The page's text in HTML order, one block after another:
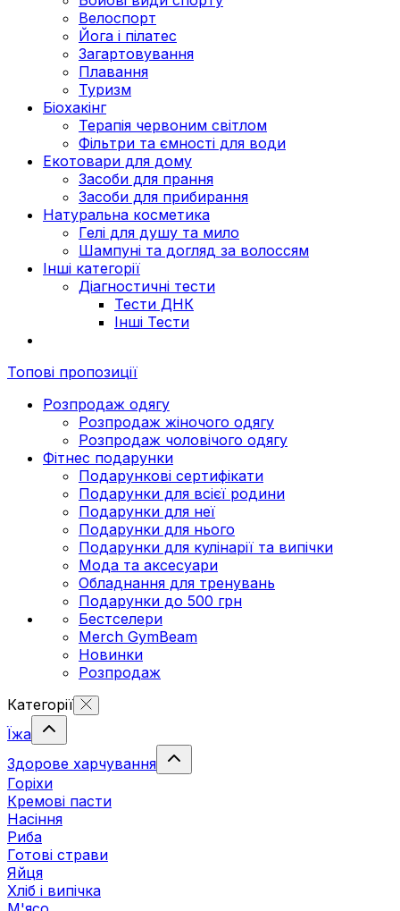
Велоспорт
Йога і пілатес
Загартовування
Плавання
Туризм
Біохакінг
Терапія червоним світлом
Фільтри та ємності для води
Екотовари для дому
Засоби для прання
Засоби для прибирання
Натуральна косметика
Гелі для душу та мило
Шампуні та догляд за волоссям
Інші категорії
Діагностичні тести
Тести ДНК
Інші Тести
Топові пропозиції
Розпродаж одягу
Розпродаж жіночого одягу
Розпродаж чоловічого одягу
Фітнес подарунки
Подарункові сертифікати
Подарунки для всієї родини
Подарунки для неї
Подарунки для нього
Подарунки для кулінарії та випічки
Мода та аксесуари
Обладнання для тренувань
Подарунки до 500 грн
Бестселери
Merch GymBeam
Новинки
Розпродаж
Категорії
Їжа
Здорове харчування
Горіхи
Кремові пасти
Насіння
Риба
Готові страви
Яйця
Хліб і випічка